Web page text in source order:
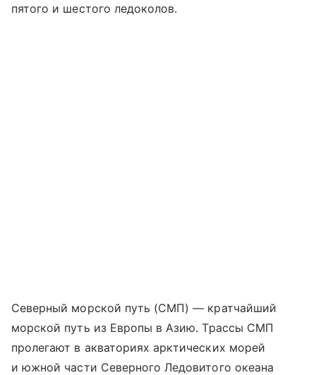
пятого и шестого ледоколов.
Северный морской путь (СМП) — кратчайший
морской путь из Европы в Азию. Трассы СМП
пролегают в акваториях арктических морей
и южной части Северного Ледовитого океана